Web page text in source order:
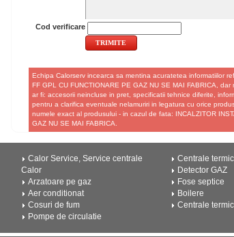
Cod verificare
Echipa Calorserv incearca sa mentina acuratetea informatiilor
FF GPL CU FUNCTIONARE PE GAZ NU SE MAI FABRICA,
ar fi: accesorii neincluse in pret, specificatii tehnice diferite,
pentru a clarifica eventuale nelamuriri in legatura cu orice
numele exact al produsului - in cazul de fata: INCALZITOR
GAZ NU SE MAI FABRICA.
Calor Service, Service centrale
Calor
Arzatoare pe gaz
Aer conditionat
Cosuri de fum
Pompe de circulatie
Centrale
Detector GAZ
Fose septice
Boilere
Centrale